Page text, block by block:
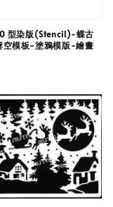
型染版(Stencil)-蝶古
空模板-塗鴉模版-繪畫